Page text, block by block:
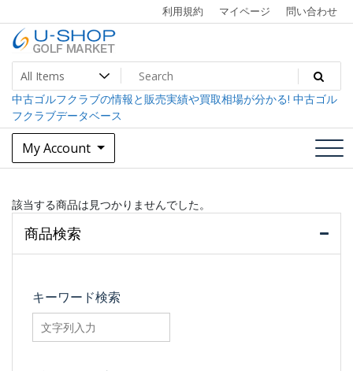
to
content
利用規約 マイページ 問い合わせ
U-SHOP Golf Market dev
中古ゴルフクラブ最大級！U-SHOPゴルフマーケット
中古ゴルフクラブの情報と販売実績や買取相場が分かる! 中古ゴル
フクラブデータベース
My Account
該当する商品は見つかりませんでした。
商品検索
キーワード検索
searchfilter_pro